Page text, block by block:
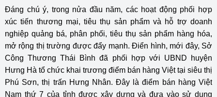
Đáng chú ý, trong nửa đầu năm, các hoạt động phối hợp
xúc tiến thương mại, tiêu thụ sản phẩm và hỗ trợ doanh
nghiệp quảng bá, phân phối, tiêu thụ sản phẩm hàng hóa,
mở rộng thị trường được đẩy mạnh. Điển hình, mới đây, Sở
Công Thương Thái Bình đã phối hợp với UBND huyện
Hưng Hà tổ chức khai trương điểm bán hàng Việt tại siêu thị
Phú Sơn, thị trấn Hưng Nhân. Đây là điểm bán hàng Việt
Nam thứ 7 của tỉnh được xây dựng và đưa vào sử dụng